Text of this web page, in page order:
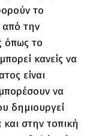
το
από την
όπως το
κανείς να
είναι
να
δημιουργεί
στην τοπική